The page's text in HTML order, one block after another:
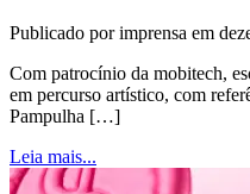
Publicado por imprensa em
Com patrocínio da mobitech,
em percurso artístico, com
Pampulha […]
Leia mais...